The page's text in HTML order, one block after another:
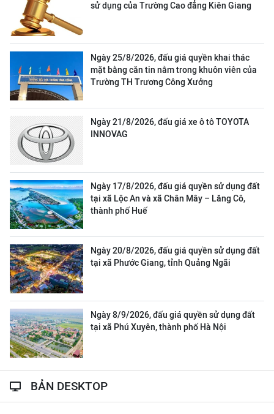
sử dụng của Trường Cao đẳng Kiên Giang
Ngày 25/8/2026, đấu giá quyền khai thác
mặt bằng căn tin nằm trong khuôn viên của
Trường TH Trương Công Xưởng
Ngày 21/8/2026, đấu giá xe ô tô TOYOTA
INNOVAG
Ngày 17/8/2026, đấu giá quyền sử dụng đất
tại xã Lộc An và xã Chân Mây – Lăng Cô,
thành phố Huế
Ngày 20/8/2026, đấu giá quyền sử dụng đất
tại xã Phước Giang, tỉnh Quảng Ngãi
Ngày 8/9/2026, đấu giá quyền sử dụng đất
tại xã Phú Xuyên, thành phố Hà Nội
BẢN DESKTOP